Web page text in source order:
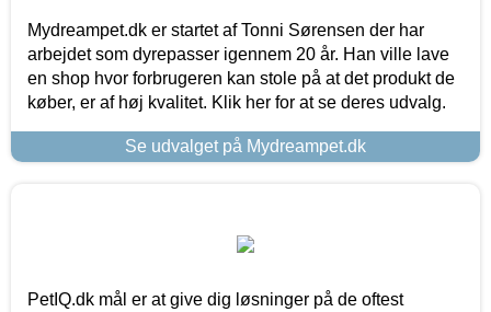
Mydreampet.dk er startet af Tonni Sørensen der har
arbejdet som dyrepasser igennem 20 år. Han ville lave
en shop hvor forbrugeren kan stole på at det produkt de
køber, er af høj kvalitet. Klik her for at se deres udvalg.
Se udvalget på Mydreampet.dk
PetIQ.dk mål er at give dig løsninger på de oftest